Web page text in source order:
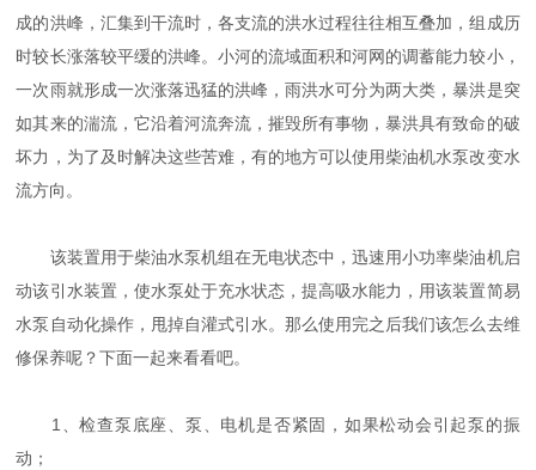
成的洪峰，汇集到干流时，各支流的洪水过程往往相互叠加，组成历
时较长涨落较平缓的洪峰。小河的流域面积和河网的调蓄能力较小，
一次雨就形成一次涨落迅猛的洪峰，雨洪水可分为两大类，暴洪是突
如其来的湍流，它沿着河流奔流，摧毁所有事物，暴洪具有致命的破
坏力，为了及时解决这些苦难，有的地方可以使用柴油机水泵改变水
流方向。
该装置用于柴油水泵机组在无电状态中，迅速用小功率柴油机启
动该引水装置，使水泵处于充水状态，提高吸水能力，用该装置简易
水泵自动化操作，甩掉自灌式引水。那么使用完之后我们该怎么去维
修保养呢？下面一起来看看吧。
1、检查泵底座、泵、电机是否紧固，如果松动会引起泵的振
动；